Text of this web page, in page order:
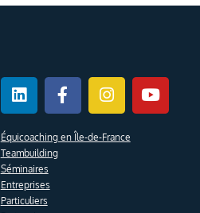
LinkedinFacebook-
f
InstagramYoutube
Équicoaching en Île-de-France
Teambuilding
Séminaires
Entreprises
Particuliers